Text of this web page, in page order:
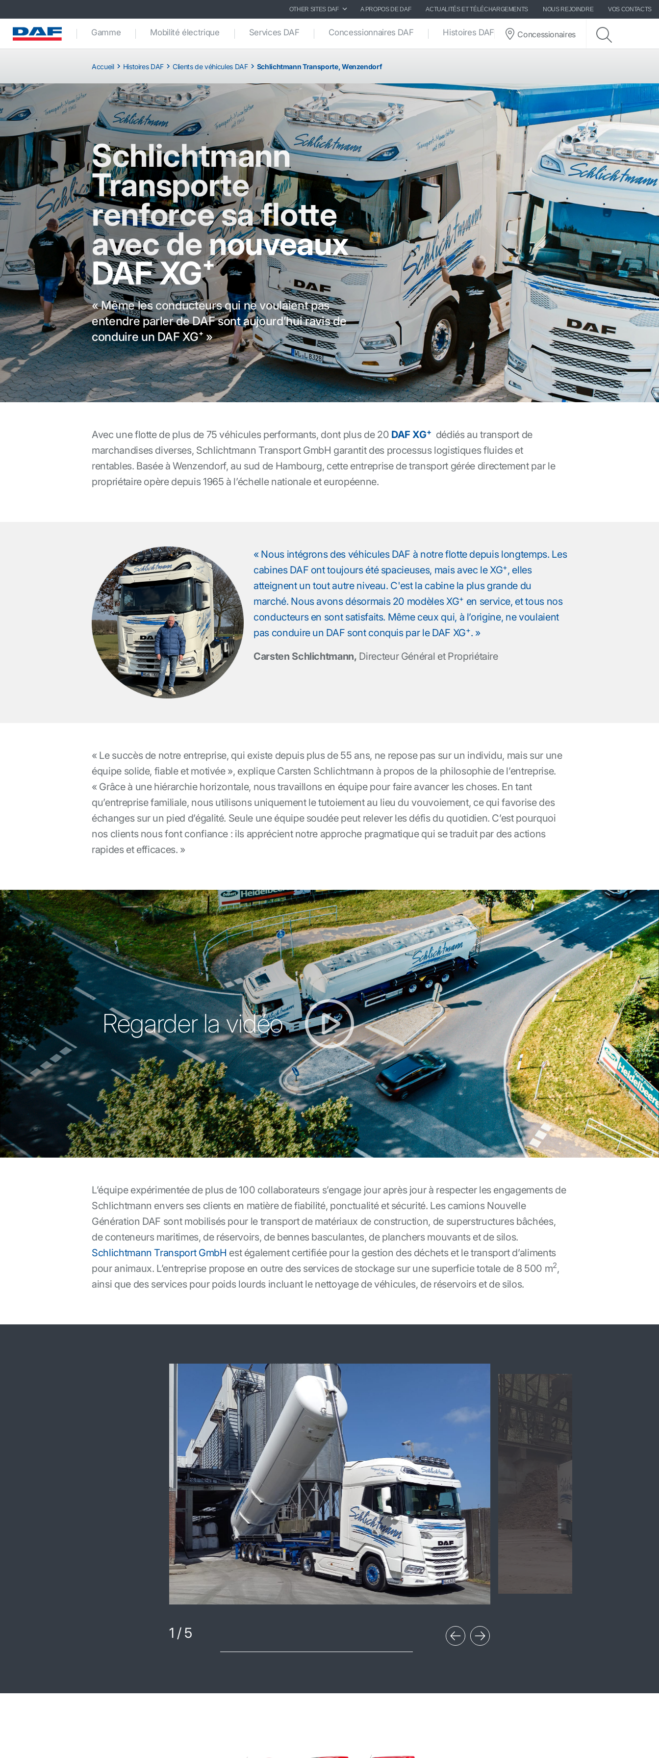
OTHER SITES DAF A PROPOS DE DAF ACTUALITÉS ET TÉLÉCHARGEMENTS NOUS REJOINDRE VOS CONTACTS
Gamme Mobilité électrique Services DAF Concessionnaires DAF Histoires DAF Concessionaires
Accueil Histoires DAF Clients de véhicules DAF Schlichtmann Transporte, Wenzendorf
Schlichtmann
Transporte
renforce sa flotte
avec de nouveaux
DAF XG⁺
« Même les conducteurs qui ne voulaient pas
entendre parler de DAF sont aujourd’hui ravis de
conduire un DAF XG⁺ »
Avec une flotte de plus de 75 véhicules performants, dont plus de 20 DAF XG+ dédiés au transport de
marchandises diverses, Schlichtmann Transport GmbH garantit des processus logistiques fluides et
rentables. Basée à Wenzendorf, au sud de Hambourg, cette entreprise de transport gérée directement par le
propriétaire opère depuis 1965 à l’échelle nationale et européenne.
« Nous intégrons des véhicules DAF à notre flotte depuis longtemps. Les
cabines DAF ont toujours été spacieuses, mais avec le XG+, elles
atteignent un tout autre niveau. C'est la cabine la plus grande du
marché. Nous avons désormais 20 modèles XG+ en service, et tous nos
conducteurs en sont satisfaits. Même ceux qui, à l’origine, ne voulaient
pas conduire un DAF sont conquis par le DAF XG+. »
Carsten Schlichtmann, Directeur Général et Propriétaire
« Le succès de notre entreprise, qui existe depuis plus de 55 ans, ne repose pas sur un individu, mais sur une
équipe solide, fiable et motivée », explique Carsten Schlichtmann à propos de la philosophie de l’entreprise.
« Grâce à une hiérarchie horizontale, nous travaillons en équipe pour faire avancer les choses. En tant
qu’entreprise familiale, nous utilisons uniquement le tutoiement au lieu du vouvoiement, ce qui favorise des
échanges sur un pied d’égalité. Seule une équipe soudée peut relever les défis du quotidien. C’est pourquoi
nos clients nous font confiance : ils apprécient notre approche pragmatique qui se traduit par des actions
rapides et efficaces. »
Regarder la vidéo
L’équipe expérimentée de plus de 100 collaborateurs s’engage jour après jour à respecter les engagements de
Schlichtmann envers ses clients en matière de fiabilité, ponctualité et sécurité. Les camions Nouvelle
Génération DAF sont mobilisés pour le transport de matériaux de construction, de superstructures bâchées,
de conteneurs maritimes, de réservoirs, de bennes basculantes, de planchers mouvants et de silos.
Schlichtmann Transport GmbH est également certifiée pour la gestion des déchets et le transport d’aliments
pour animaux. L’entreprise propose en outre des services de stockage sur une superficie totale de 8 500 m2,
ainsi que des services pour poids lourds incluant le nettoyage de véhicules, de réservoirs et de silos.
1 / 5